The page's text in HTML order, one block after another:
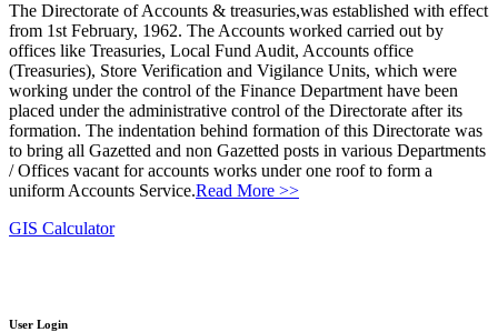
The Directorate of Accounts & treasuries,was established with effect
from 1st February, 1962. The Accounts worked carried out by
offices like Treasuries, Local Fund Audit, Accounts office
(Treasuries), Store Verification and Vigilance Units, which were
working under the control of the Finance Department have been
placed under the administrative control of the Directorate after its
formation. The indentation behind formation of this Directorate was
to bring all Gazetted and non Gazetted posts in various Departments
/ Offices vacant for accounts works under one roof to form a
uniform Accounts Service.Read More >>
GIS Calculator
User Login